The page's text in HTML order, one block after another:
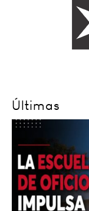
Últimas